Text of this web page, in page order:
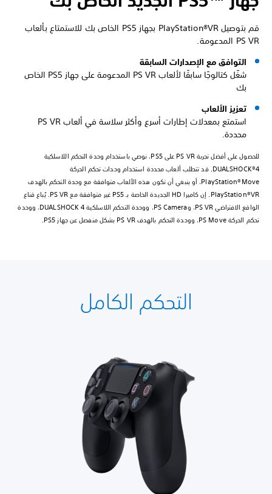
قم بتوصيل PlayStation®VR بجهاز PS5 الخاص بك للاستمتاع بألعاب
PS VR المدعومة.
التوافق مع الإصدارات السابقة
شغّل كتالوجًا سابقًا لألعاب PS VR المدعومة على جهاز PS5 الخاص
بك
تعزيز الألعاب
استمتع بمعدلات إطارات أسرع وأكثر سلاسة في ألعاب PS VR
محددة.
للحصول على أفضل تجربة PS VR على PS5، نوصي باستخدام وحدة التحكم اللاسلكية
DUALSHOCK®4. قد تتطلب ألعاب محددة استخدام وحدات تحكم الحركة
PlayStation®Move، أو ينبغي أن تكون هذه الألعاب متوافقة مع وحدة التحكم بالهدف
PlayStation®VR. إن كاميرا HD الجديدة الخاصة بـ PS5 غير متوافقة مع PS VR. يُباع قناع
الواقع الافتراضي PS VR، وPS Camera، ووحدة التحكم اللاسلكية DUALSHOCK 4، ووحدة
تحكم الحركة PS Move، ووحدة التحكم بالهدف PS VR بشكل منفصل عن جهاز PS5.
التحكم الكامل